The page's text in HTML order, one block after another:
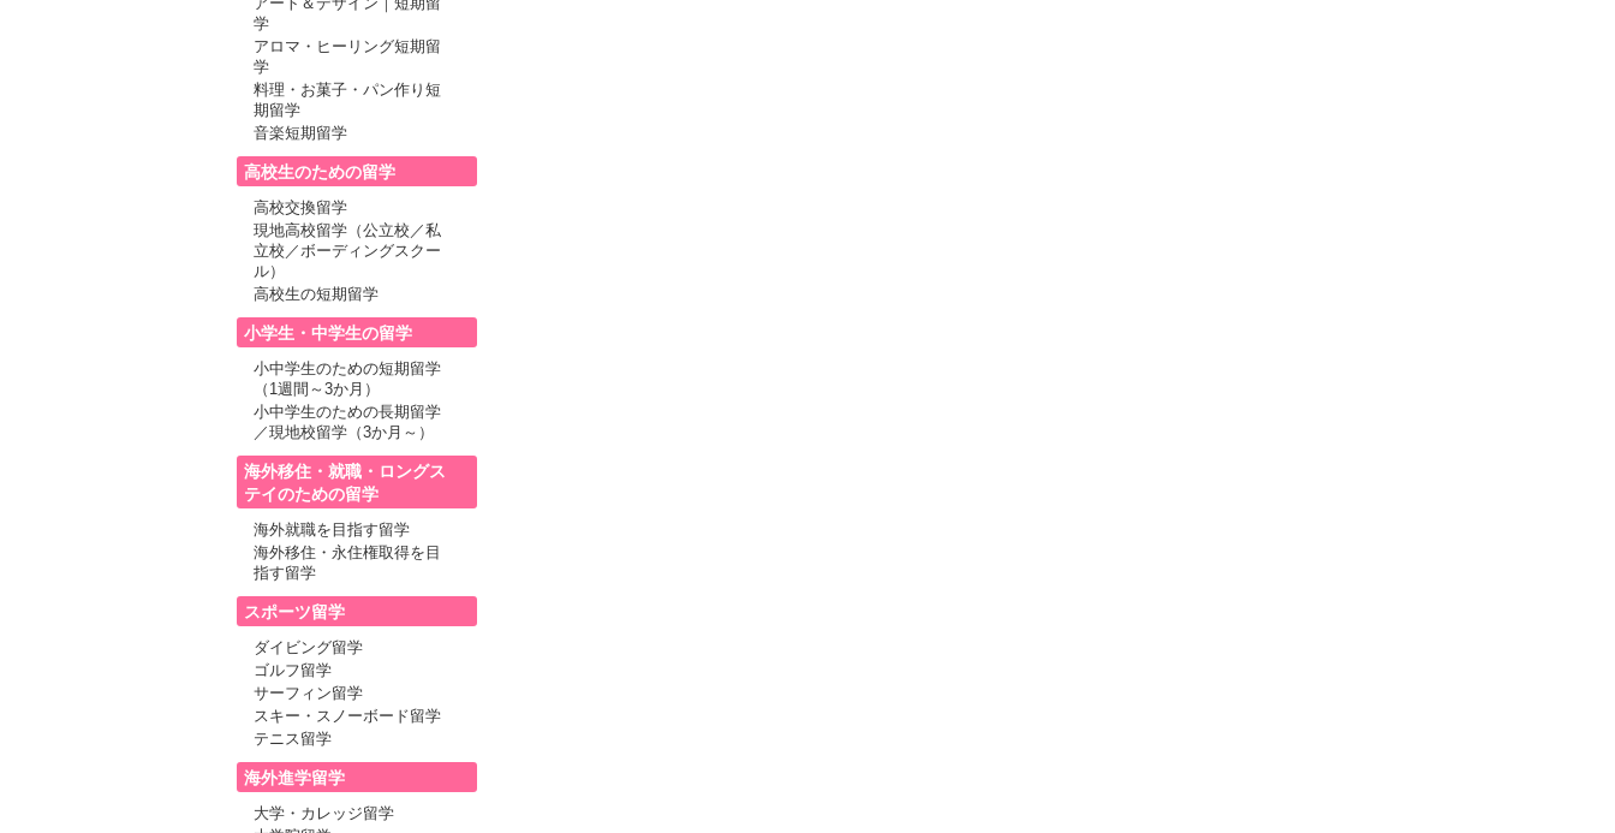
アート＆デザイン｜短期留
学
アロマ・ヒーリング短期留
学
料理・お菓子・パン作り短
期留学
音楽短期留学
高校生のための留学
高校交換留学
現地高校留学（公立校／私
立校／ボーディングスクー
ル）
高校生の短期留学
小学生・中学生の留学
小中学生のための短期留学
（1週間～3か月）
小中学生のための長期留学
／現地校留学（3か月～）
海外移住・就職・ロングス
テイのための留学
海外就職を目指す留学
海外移住・永住権取得を目
指す留学
スポーツ留学
ダイビング留学
ゴルフ留学
サーフィン留学
スキー・スノーボード留学
テニス留学
海外進学留学
大学・カレッジ留学